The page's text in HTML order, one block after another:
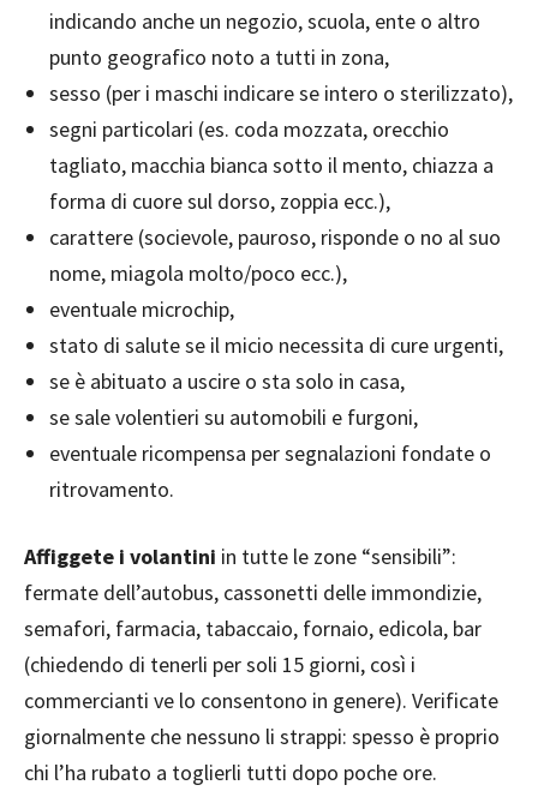
indicando anche un negozio, scuola, ente o altro
punto geografico noto a tutti in zona,
sesso (per i maschi indicare se intero o sterilizzato),
segni particolari (es. coda mozzata, orecchio
tagliato, macchia bianca sotto il mento, chiazza a
forma di cuore sul dorso, zoppia ecc.),
carattere (socievole, pauroso, risponde o no al suo
nome, miagola molto/poco ecc.),
eventuale microchip,
stato di salute se il micio necessita di cure urgenti,
se è abituato a uscire o sta solo in casa,
se sale volentieri su automobili e furgoni,
eventuale ricompensa per segnalazioni fondate o
ritrovamento.
Affiggete i volantini in tutte le zone “sensibili”:
fermate dell’autobus, cassonetti delle immondizie,
semafori, farmacia, tabaccaio, fornaio, edicola, bar
(chiedendo di tenerli per soli 15 giorni, così i
commercianti ve lo consentono in genere). Verificate
giornalmente che nessuno li strappi: spesso è proprio
chi l’ha rubato a toglierli tutti dopo poche ore.